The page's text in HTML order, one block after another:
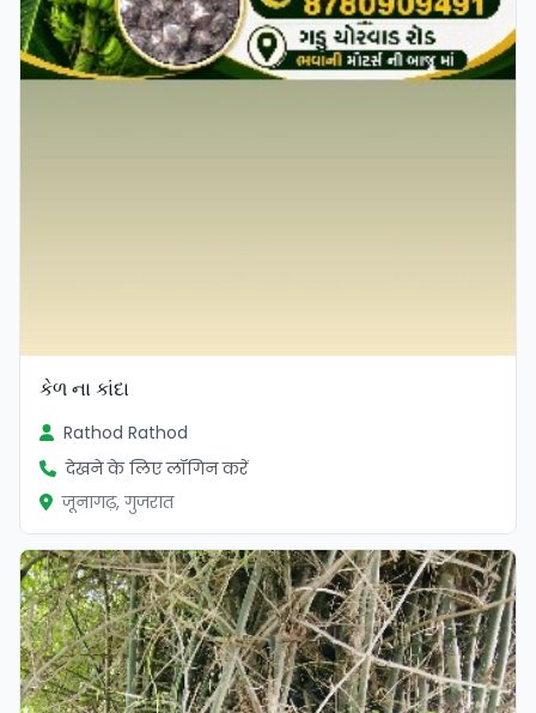
કેળ ના કાંદા
Rathod Rathod
देखने के लिए लॉगिन करें
जूनागढ़, गुजरात